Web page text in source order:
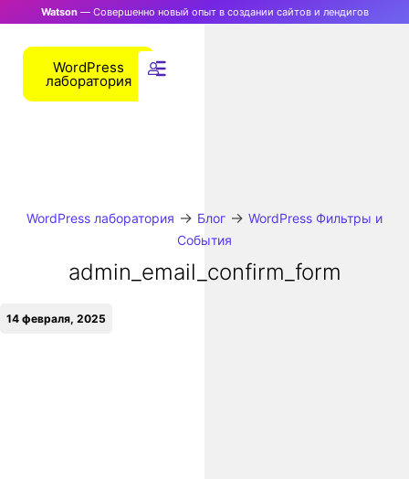
Watson— Совершенно новый опыт в создании сайтов и лендигов
WordPress
лаборатория
WordPress лаборатория → Блог → WordPress Фильтры и
События
admin_email_confirm_form
14 февраля, 2025